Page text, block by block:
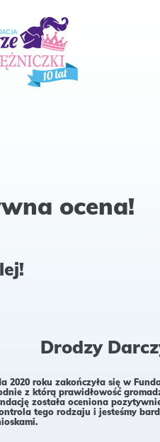
ocena!
Drodzy
2020 roku zakończyła się w
z którą prawidłowość
została oceniona
tego rodzaju i jesteśmy